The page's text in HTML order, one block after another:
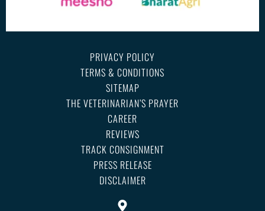
PRIVACY POLICY
TERMS & CONDITIONS
SITEMAP
THE VETERINARIAN’S PRAYER
CAREER
REVIEWS
TRACK CONSIGNMENT
PRESS RELEASE
DISCLAIMER